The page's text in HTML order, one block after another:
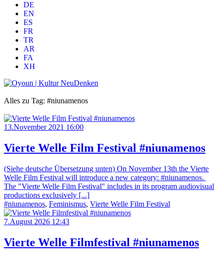
DE
EN
ES
FR
TR
AR
FA
XH
Alles zu Tag: #niunamenos
13.November 2021 16:00
Vierte Welle Film Festival #niunamenos
(Siehe deutsche Übersetzung unten) On November 13th the Vierte
Welle Film Festival will introduce a new category: #niunamenos.
The "Vierte Welle Film Festival" includes in its program audiovisual
productions exclusively [...]
#niunamenos, Feminismus, Vierte Welle Film Festival
7.August 2026 12:43
Vierte Welle Filmfestival #niunamenos